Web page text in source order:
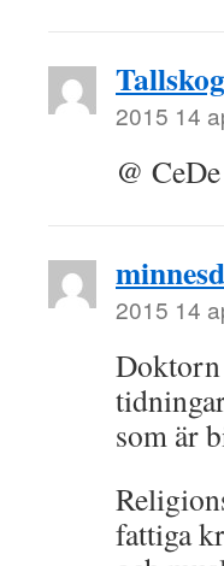
Tallskog
2015 14
@
2015 14
Doktorn
som är
fattiga